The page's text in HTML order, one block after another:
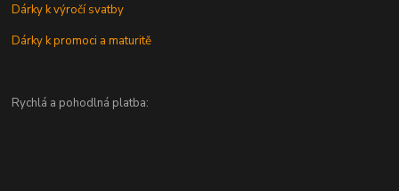
Dárky k výročí svatby
Dárky k promoci a maturitě
Rychlá a pohodlná platba: